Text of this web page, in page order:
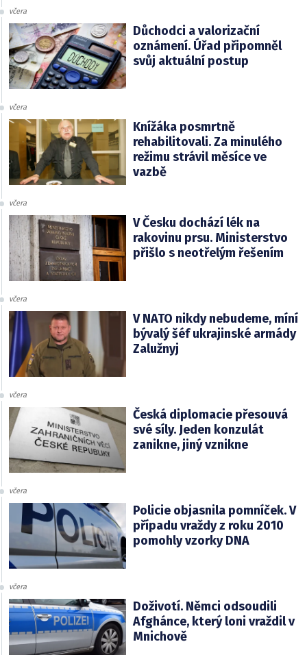
včera
Důchodci a valorizační
oznámení. Úřad připomněl
svůj aktuální postup
včera
Knížáka posmrtně
rehabilitovali. Za minulého
režimu strávil měsíce ve
vazbě
včera
V Česku dochází lék na
rakovinu prsu. Ministerstvo
přišlo s neotřelým řešením
včera
V NATO nikdy nebudeme, míní
bývalý šéf ukrajinské armády
Zalužnyj
včera
Česká diplomacie přesouvá
své síly. Jeden konzulát
zanikne, jiný vznikne
včera
Policie objasnila pomníček. V
případu vraždy z roku 2010
pomohly vzorky DNA
včera
Doživotí. Němci odsoudili
Afghánce, který loni vraždil v
Mnichově